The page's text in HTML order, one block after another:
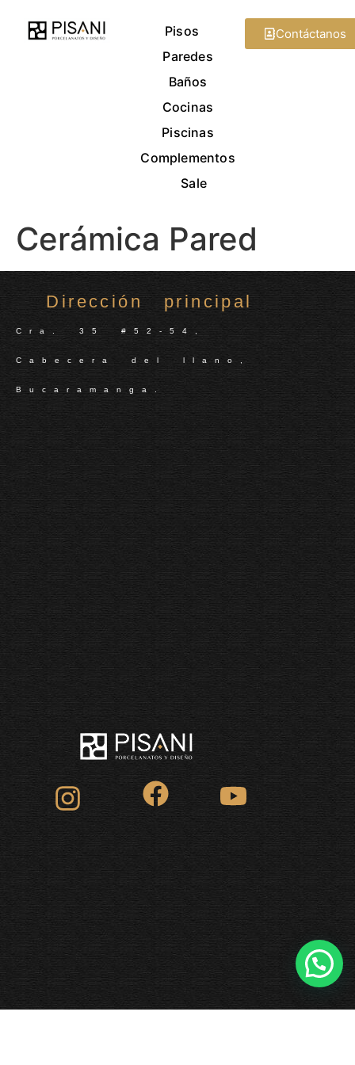
Pisos
Paredes
Baños
Cocinas
Piscinas
Complementos
Sale
Contáctanos
Cerámica Pared
Dirección principal
Cra. 35 #52-54,
Cabecera del llano,
Bucaramanga.